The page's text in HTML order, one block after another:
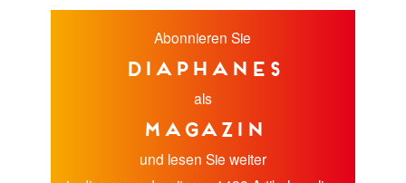
Abonnieren Sie
diaphanes
als
Magazin
und lesen Sie weiter